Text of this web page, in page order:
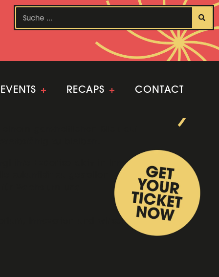
EVENTS + RECAPS + CONTACT
ihre Expertise aktiv in Innovations-
zukunftsfit zu gestalten. Auch in
Innovation und wirtschaftliche